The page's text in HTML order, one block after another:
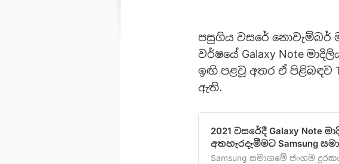
පසුගිය වසරේ නොවැම්බර්
වර්ෂයේ Galaxy Note
ඉඟි පළවූ අතර ඒ පිළිබඳව
ඇති.
2021 වසරේදී Galaxy
අතහැරදැමීමට Samsung
Samsung සමාගමේ ජංගම